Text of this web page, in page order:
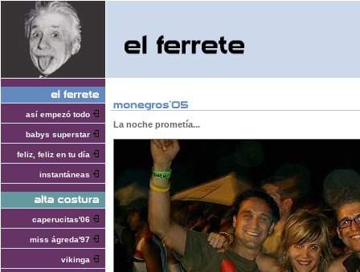
así empezó todo
babys superstar
feliz, feliz en tu día
instantáneas
caperucitas'06
miss ágreda'97
vikinga
La noche prometía...